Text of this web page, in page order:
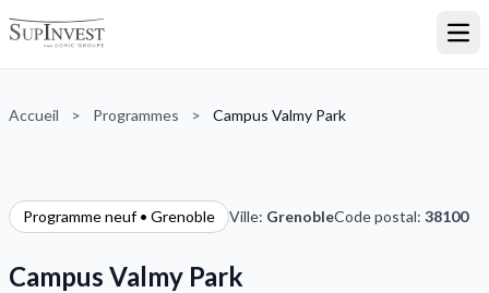
Accueil > Programmes > Campus Valmy Park
Programme neuf • Grenoble Ville: GrenobleCode postal: 38100
Campus Valmy Park